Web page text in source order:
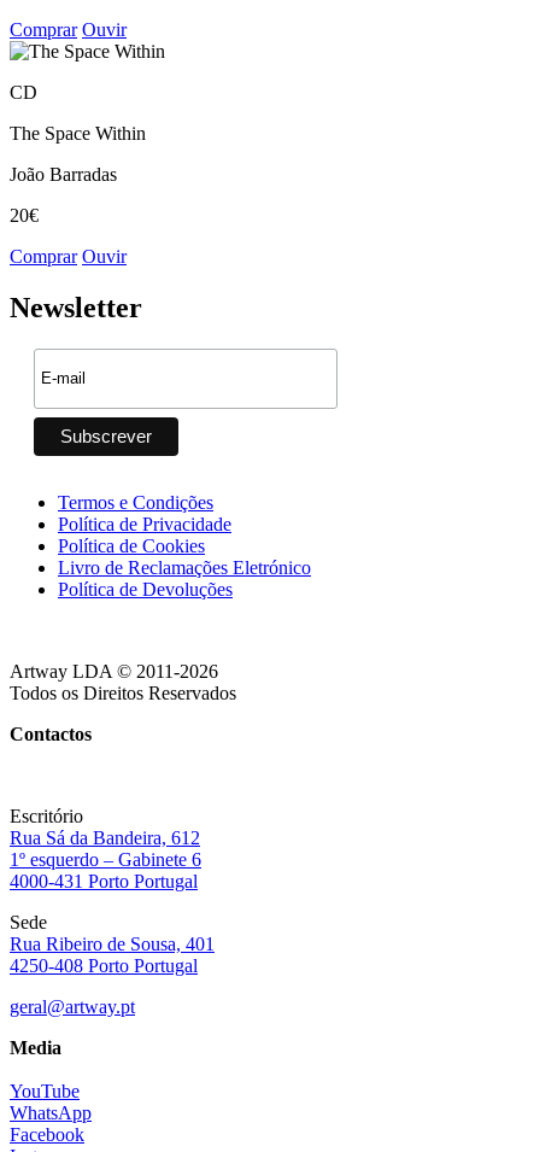
Comprar Ouvir
CD
The Space Within
João Barradas
20€
Comprar Ouvir
Newsletter
Termos e Condições
Política de Privacidade
Política de Cookies
Livro de Reclamações Eletrónico
Política de Devoluções
Artway LDA © 2011-2026
Todos os Direitos Reservados
Contactos
Escritório
Rua Sá da Bandeira, 612
1º esquerdo – Gabinete 6
4000-431 Porto Portugal
Sede
Rua Ribeiro de Sousa, 401
4250-408 Porto Portugal
geral@artway.pt
Media
YouTube
WhatsApp
Facebook